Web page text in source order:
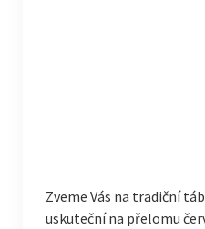
Zveme Vás na tradiční
uskuteční na přelomu